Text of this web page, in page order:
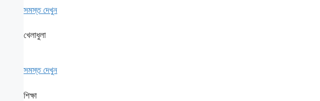
সমস্ত দেখুন
খেলাধুলা
সমস্ত দেখুন
শিক্ষা